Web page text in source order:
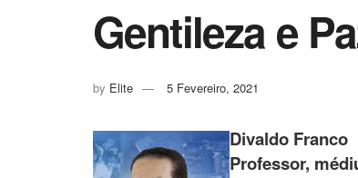
Gentileza e
by Elite 5 Fevereiro, 2021
Divaldo Franco
Professor,